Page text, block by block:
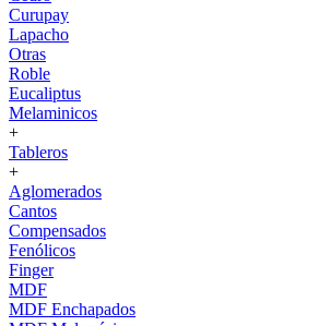
Curupay
Lapacho
Otras
Roble
Eucaliptus
Melaminicos
+
Tableros
+
Aglomerados
Cantos
Compensados
Fenólicos
Finger
MDF
MDF Enchapados